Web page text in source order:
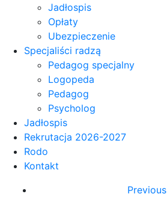
Jadłospis
Opłaty
Ubezpieczenie
Specjaliści radzą
Pedagog specjalny
Logopeda
Pedagog
Psycholog
Jadłospis
Rekrutacja 2026-2027
Rodo
Kontakt
Previous